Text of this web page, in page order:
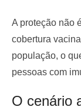
A proteção não
cobertura
população, o
pessoas com
O cenário